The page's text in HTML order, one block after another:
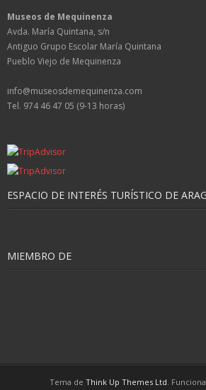
Museos de Mequinenza
Avda. María Quintana, s/n
Antiguo Grupo Escolar María Quintana
Pueblo Viejo de Mequinenza
info@museosdemequinenza.com
Tel. 974 46 47 05 (9-13 horas)
ESPACIO DE INTERÉS TURÍSTICO DE
MIEMBRO DE
Tema de Think Up Themes Ltd .